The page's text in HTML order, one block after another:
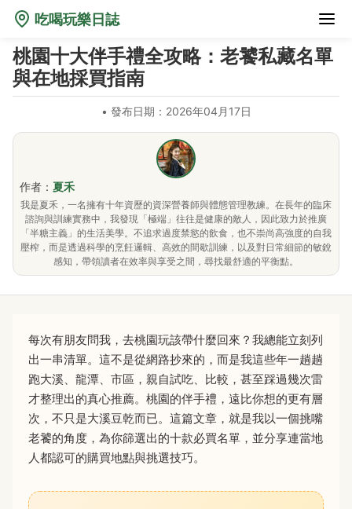
吃喝玩樂日誌
桃園十大伴手禮全攻略：老饕私藏名單
與在地採買指南
• 發布日期：2026年04月17日
作者： 夏禾
我是夏禾，一名擁有十年資歷的資深營養師與體態管理教練。在長年的臨床
諮詢與訓練實務中，我發現「極端」往往是健康的敵人，因此致力於推廣
「半糖主義」的生活美學。不追求過度禁慾的飲食，也不崇尚高強度的自我
壓榨，而是透過科學的烹飪邏輯、高效的間歇訓練，以及對日常細節的敏銳
感知，帶領讀者在效率與享受之間，尋找最舒適的平衡點。
每次有朋友問我，去桃園玩該帶什麼回來？我總能立刻列
出一串清單。這不是從網路抄來的，而是我這些年一趟趟
跑大溪、龍潭、市區，親自試吃、比較，甚至踩過幾次雷
才整理出的真心推薦。桃園的伴手禮，遠比你想的更有層
次，不只是大溪豆乾而已。這篇文章，就是我以一個挑嘴
老饕的角度，為你篩選出的十款必買名單，並分享連當地
人都認可的購買地點與挑選技巧。